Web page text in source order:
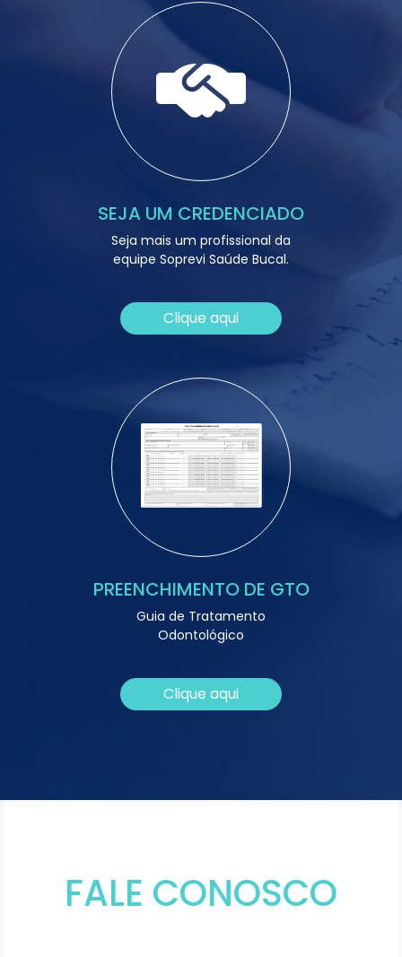
SEJA UM CREDENCIADO
Seja mais um profissional da
equipe Soprevi Saúde Bucal.
Clique aqui
PREENCHIMENTO DE GTO
Guia de Tratamento
Odontológico
Clique aqui
FALE CONOSCO